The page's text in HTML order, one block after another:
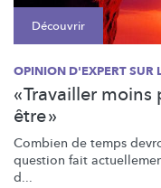
Découvrir
OPINION D'EXPERT SUR
« Travailler
être »
Combien de temps
question fait
d...